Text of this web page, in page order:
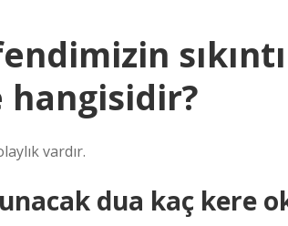
vardır.
dua kaç kere